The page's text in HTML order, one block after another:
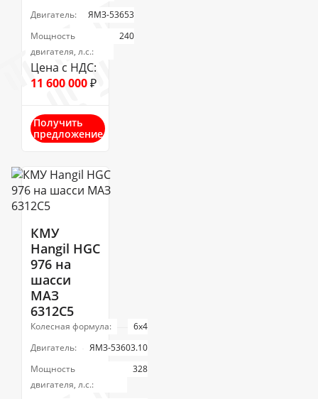
Двигатель:
ЯМЗ-53653
Мощность
двигателя, л.с.:
240
Цена с НДС:
11 600 000₽
Получить
предложение
КМУ
Hangil HGC
976 на
шасси
МАЗ
6312С5
Колесная формула:
6х4
Двигатель:
ЯМЗ-53603.10
Мощность
двигателя, л.с.:
328